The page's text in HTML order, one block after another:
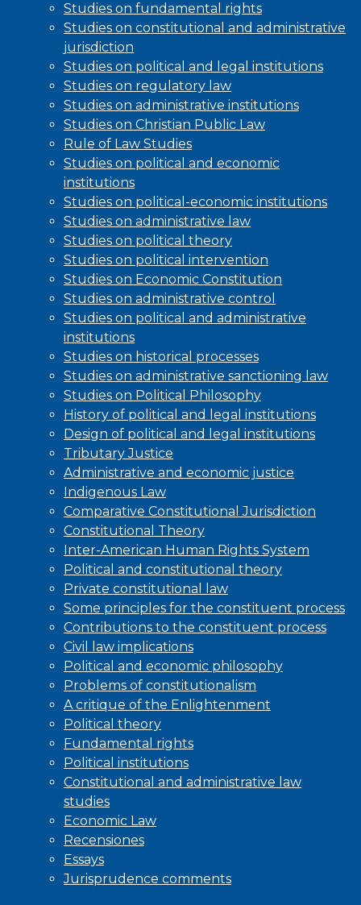
Studies on fundamental rights
Studies on constitutional and administrative
jurisdiction
Studies on political and legal institutions
Studies on regulatory law
Studies on administrative institutions
Studies on Christian Public Law
Rule of Law Studies
Studies on political and economic
institutions
Studies on political-economic institutions
Studies on administrative law
Studies on political theory
Studies on political intervention
Studies on Economic Constitution
Studies on administrative control
Studies on political and administrative
institutions
Studies on historical processes
Studies on administrative sanctioning law
Studies on Political Philosophy
History of political and legal institutions
Design of political and legal institutions
Tributary Justice
Administrative and economic justice
Indigenous Law
Comparative Constitutional Jurisdiction
Constitutional Theory
Inter-American Human Rights System
Political and constitutional theory
Private constitutional law
Some principles for the constituent process
Contributions to the constituent process
Civil law implications
Political and economic philosophy
Problems of constitutionalism
A critique of the Enlightenment
Political theory
Fundamental rights
Political institutions
Constitutional and administrative law
studies
Economic Law
Recensiones
Essays
Jurisprudence comments